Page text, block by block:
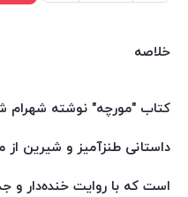
های
و
هام
مورچه
خلاصه
کتاب "مورچه" نوشته شهرام
داستانی طنزآمیز و شیرین
است که با روایت خنده‌دار و